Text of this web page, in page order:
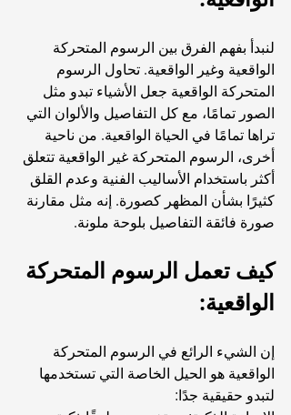
لنبدأ بفهم الفرق بين الرسوم المتحركة
الواقعية وغير الواقعية. تحاول الرسوم
المتحركة الواقعية جعل الأشياء تبدو مثل
الصور تمامًا، مع كل التفاصيل والألوان التي
تراها تمامًا في الحياة الواقعية. من ناحية
أخرى، الرسوم المتحركة غير الواقعية تتعلق
أكثر باستخدام الأساليب الفنية وعدم القلق
كثيرًا بشأن المظهر كصورة. إنه مثل مقارنة
صورة فائقة التفاصيل بلوحة ملونة.
كيف تعمل الرسوم المتحركة
الواقعية:
إن الشيء الرائع في الرسوم المتحركة
الواقعية هو الحيل الخاصة التي تستخدمها
لتبدو حقيقية جدًا: